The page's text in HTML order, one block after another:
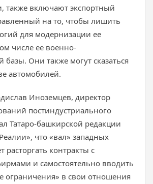
также включают экспортный
на то, чтобы лишить
для модернизации ее
числе ее военно-
Они также могут сказаться
автомобилей.
Иноземцев, директор
постиндустриального
Татаро-башкирской редакции
что «вал» западных
расторгать контракты с
и самостоятельно вводить
ограничения» в свои отношения